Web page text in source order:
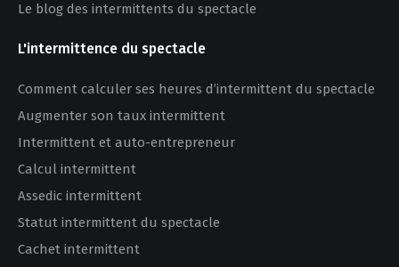
Le blog des intermittents du spectacle
L'intermittence du spectacle
Comment calculer ses heures d’intermittent du spectacle
Augmenter son taux intermittent
Intermittent et auto-entrepreneur
Calcul intermittent
Assedic intermittent
Statut intermittent du spectacle
Cachet intermittent